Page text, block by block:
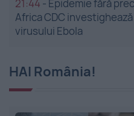
21:44 - Epidemie fără
Africa CDC
virusului Ebola
HAI România!